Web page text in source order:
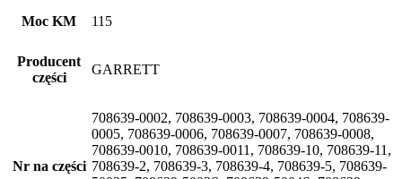
Moc KM 115
Producent
części
GARRETT
Nr na części
708639-0002, 708639-0003, 708639-0004, 708639-
0005, 708639-0006, 708639-0007, 708639-0008,
708639-0010, 708639-0011, 708639-10, 708639-11,
708639-2, 708639-3, 708639-4, 708639-5, 708639-